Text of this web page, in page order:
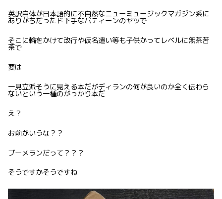
英訳自体が日本語的に不自然なニューミュージックマガジン系に
ありがちだったド下手なパティーンのヤツで
そこに輪をかけて改行や仮名遣い等も子供かってレベルに無茶苦
茶で
要は
一見立派そうに見える本だがディランの何が良いのか全く伝わら
ないという一種のがっかり本だ
え？
お前がいうな？？
ブーメランだって？？？
そうですかそうですね